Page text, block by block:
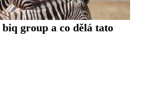
group a co dělá tato